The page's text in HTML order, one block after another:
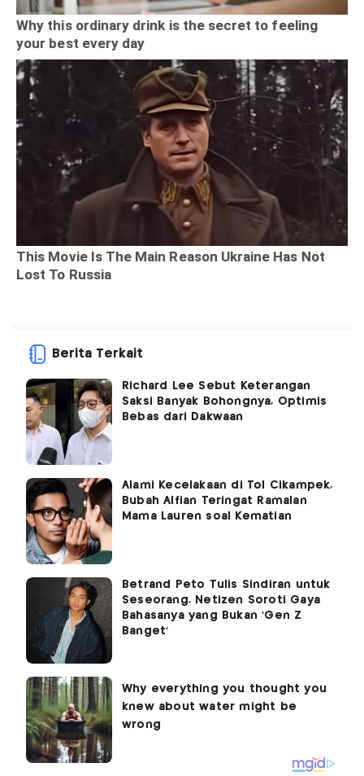
Berita Terkait
Richard Lee Sebut Keterangan
Saksi Banyak Bohongnya, Optimis
Bebas dari Dakwaan
Alami Kecelakaan di Tol Cikampek,
Bubah Alfian Teringat Ramalan
Mama Lauren soal Kematian
Betrand Peto Tulis Sindiran untuk
Seseorang, Netizen Soroti Gaya
Bahasanya yang Bukan 'Gen Z
Banget'